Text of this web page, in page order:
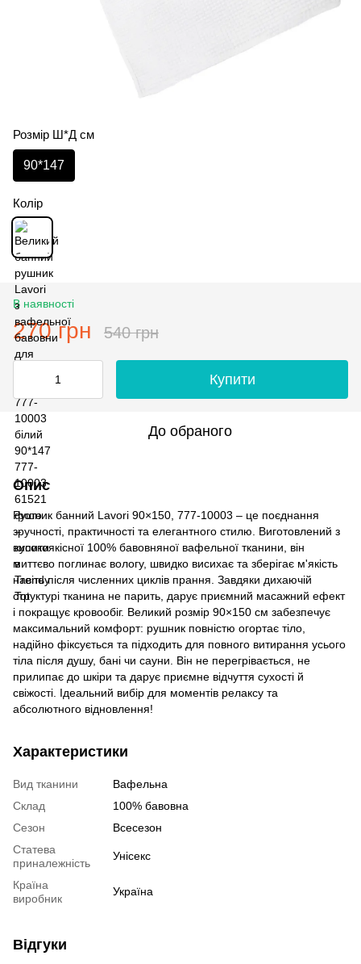
Розмір Ш*Д см
90*147
Колір
В наявності
270 грн 540 грн
Купити
До обраного
Опис
Рушник банний Lavori 90×150, 777-10003 – це поєднання
зручності, практичності та елегантного стилю. Виготовлений з
високоякісної 100% бавовняної вафельної тканини, він
миттєво поглинає вологу, швидко висихає та зберігає м'якість
навіть після численних циклів прання. Завдяки дихаючій
структурі тканина не парить, дарує приємний масажний ефект
і покращує кровообіг. Великий розмір 90×150 см забезпечує
максимальний комфорт: рушник повністю огортає тіло,
надійно фіксується та підходить для повного витирання усього
тіла після душу, бані чи сауни. Він не перегрівається, не
прилипає до шкіри та дарує приємне відчуття сухості й
свіжості. Ідеальний вибір для моментів релаксу та
абсолютного відновлення!
Характеристики
Вид тканини
Вафельна
Склад
100% бавовна
Сезон
Всесезон
Статева
приналежність
Унісекс
Країна
виробник
Україна
Відгуки